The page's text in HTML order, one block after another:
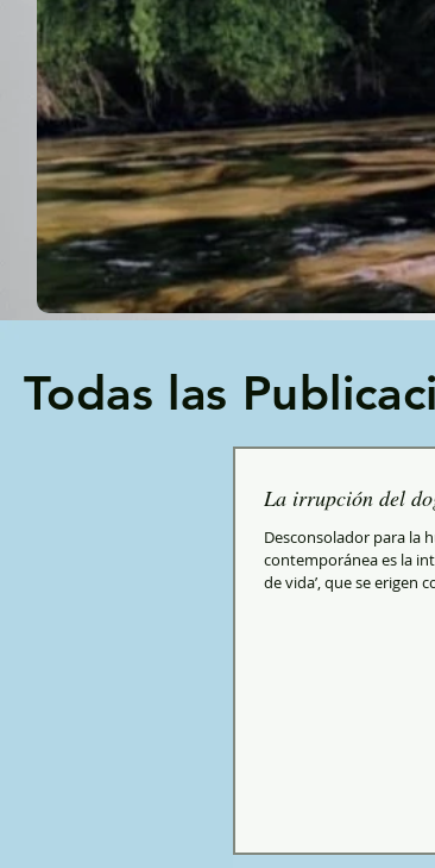
Todas las
La irrupción del
Desconsolador para la
contemporánea es la
de vida’, que se erigen